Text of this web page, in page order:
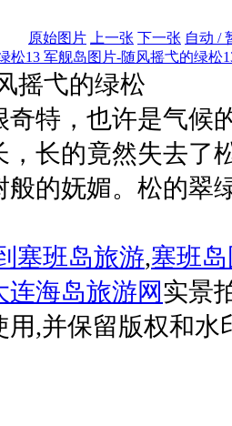
原始图片 上一张 下一张 自动 /
军舰岛图片-随风摇弋的绿松
摇弋的绿松
奇特，也许是气候
，长的竟然失去了
般的妩媚。松的翠
塞班岛旅游,塞班
连海岛旅游网实景
用,并保留版权和水